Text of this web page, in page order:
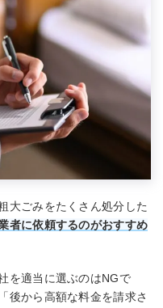
大ごみをたくさん処分した
者に依頼するのがおすすめ
を適当に選ぶのはNGで
後から高額な料金を請求さ